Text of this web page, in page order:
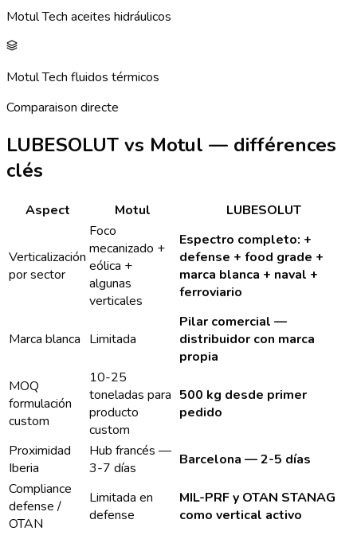
Motul Tech aceites hidráulicos
Motul Tech fluidos térmicos
Comparaison directe
LUBESOLUT vs Motul — différences
clés
Aspect Motul LUBESOLUT
Verticalización
por sector
Foco
mecanizado +
eólica +
algunas
verticales
Espectro completo: +
defense + food grade +
marca blanca + naval +
ferroviario
Marca blanca Limitada
Pilar comercial —
distribuidor con marca
propia
MOQ
formulación
custom
10-25
toneladas para
producto
custom
500 kg desde primer
pedido
Proximidad
Iberia
Hub francés —
3-7 días
Barcelona — 2-5 días
Compliance
defense /
OTAN
Limitada en
defense
MIL-PRF y OTAN STANAG
como vertical activo